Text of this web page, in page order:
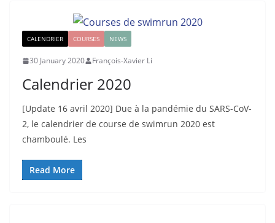
CALENDRIER COURSES NEWS
30 January 2020 François-Xavier Li
Calendrier 2020
[Update 16 avril 2020] Due à la pandémie du SARS-CoV-
2, le calendrier de course de swimrun 2020 est
chamboulé. Les
Read More